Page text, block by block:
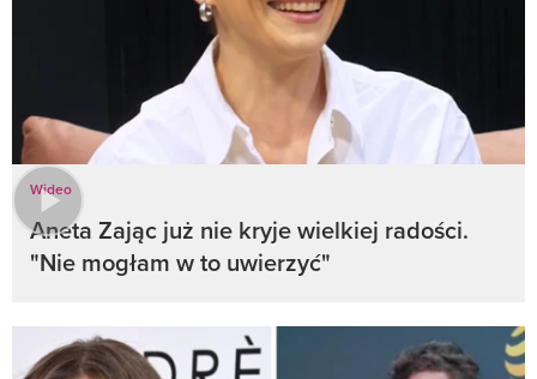
Wideo
Aneta Zając już nie kryje wielkiej radości.
"Nie mogłam w to uwierzyć"